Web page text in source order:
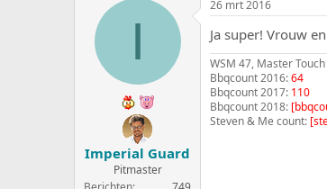
I
Imperial Guard
Pitmaster
26 mrt 2016
Ja super! Vrouw
WSM 47, Master
Bbqcount 2016:64
Bbqcount 2017: 110
Bbqcount 2018:
Steven & Me count: